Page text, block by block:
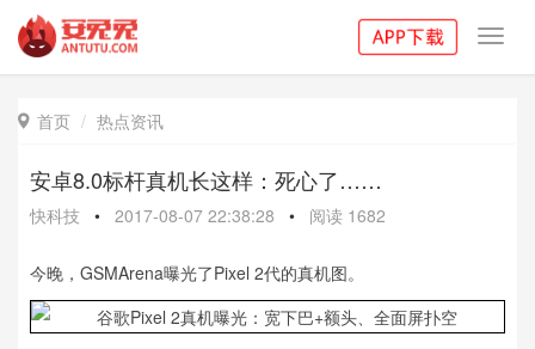
 首页 热点资讯
安卓8.0标杆真机长这样：死心了……
快科技 • 2017-08-07 22:38:28 • 阅读 1682
今晚，GSMArena曝光了Pixel 2代的真机图。